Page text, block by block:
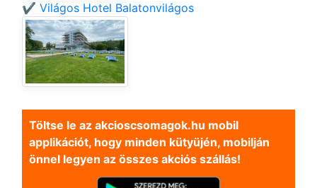
✔️ Világos Hotel Balatonvilágos
Töltse le az akcioscsomagok.hu mobil
applikációt, hogy minden kütyüjén, mobilján
önnel legyen az összes akciós szállás!